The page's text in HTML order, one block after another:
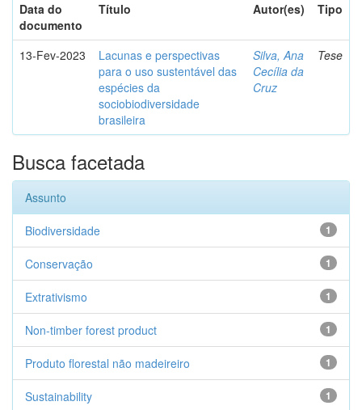
Data do
documento
Título Autor(es) Tipo
13-Fev-2023
Lacunas e perspectivas
para o uso sustentável das
espécies da
sociobiodiversidade
brasileira
Silva, Ana
Cecília da
Cruz
Tese
Busca facetada
Assunto
1
Biodiversidade
1
Conservação
1
Extrativismo
1
Non-timber forest product
1
Produto florestal não madeireiro
1
Sustainability